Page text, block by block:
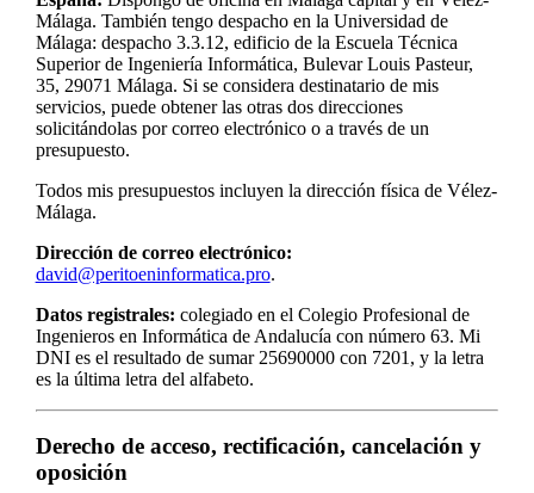
Málaga. También tengo despacho en la Universidad de
Málaga: despacho 3.3.12, edificio de la Escuela Técnica
Superior de Ingeniería Informática, Bulevar Louis Pasteur,
35, 29071 Málaga. Si se considera destinatario de mis
servicios, puede obtener las otras dos direcciones
solicitándolas por correo electrónico o a través de un
presupuesto.
Todos mis presupuestos incluyen la dirección física de Vélez-
Málaga.
Dirección de correo electrónico:
david@peritoeninformatica.pro.
Datos registrales: colegiado en el Colegio Profesional de
Ingenieros en Informática de Andalucía con número 63. Mi
DNI es el resultado de sumar 25690000 con 7201, y la letra
es la última letra del alfabeto.
Derecho de acceso, rectificación, cancelación y
oposición